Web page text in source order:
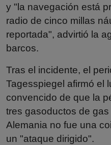
y "la navegación está
radio de cinco millas
reportada", advirtió la
barcos.
Tras el incidente, el
Tagesspiegel afirmó el
convencido de que la
tres gasoductos de
Alemania no fue una
un "ataque dirigido".